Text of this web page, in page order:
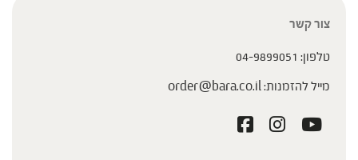
צור קשר
טלפון: 04-9899051
מייל להזמנות:order@bara.co.il